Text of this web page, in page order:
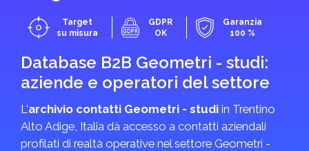
Target
su misura
GDPR
OK
Garanzia
100 %
Database B2B Geometri - studi:
aziende e operatori del settore
L'archivio contatti Geometri - studi in Trentino
Alto Adige, Italia dà accesso a contatti aziendali
profilati di realtà operative nel settore Geometri -